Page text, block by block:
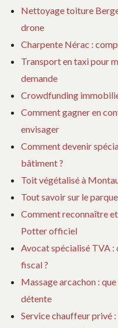
Nettoyage toiture
drone
Charpente Nérac :
Transport en taxi pour
demande
Crowdfunding
Comment gagner en
envisager
Comment devenir
bâtiment ?
Toit végétalisé à
Tout savoir sur le
Comment reconnaître
Potter officiel
Avocat spécialisé TVA :
fiscal ?
Massage arcachon :
détente
Service chauffeur privé